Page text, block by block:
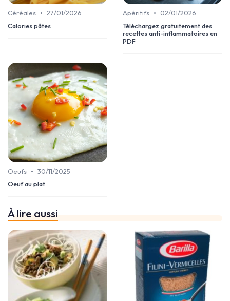
Céréales • 27/01/2026
Calories pâtes
Apéritifs •
02/01/2026
Téléchargez gratuitement des
recettes anti-inflammatoires en
PDF
Oeufs • 30/11/2025
Oeuf au plat
À lire aussi